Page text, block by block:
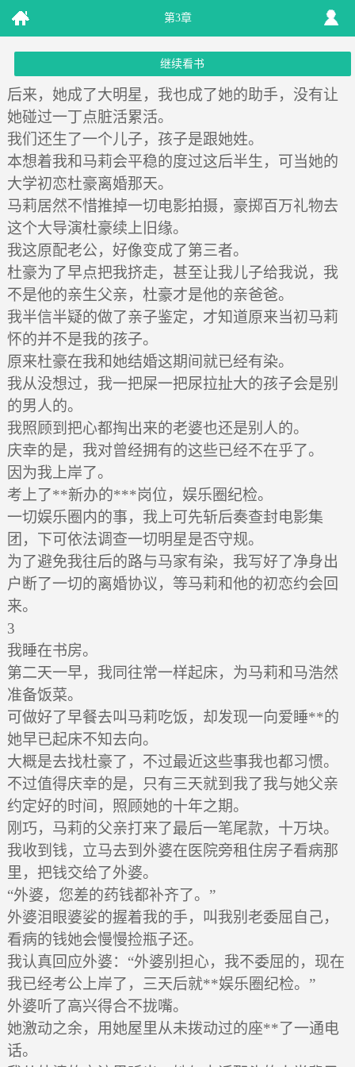
第3章
继续看书
后来，她成了大明星，我也成了她的助手，没有让
她碰过一丁点脏活累活。
我们还生了一个儿子，孩子是跟她姓。
本想着我和马莉会平稳的度过这后半生，可当她的
大学初恋杜豪离婚那天。
马莉居然不惜推掉一切电影拍摄，豪掷百万礼物去
这个大导演杜豪续上旧缘。
我这原配老公，好像变成了第三者。
杜豪为了早点把我挤走，甚至让我儿子给我说，我
不是他的亲生父亲，杜豪才是他的亲爸爸。
我半信半疑的做了亲子鉴定，才知道原来当初马莉
怀的并不是我的孩子。
原来杜豪在我和她结婚这期间就已经有染。
我从没想过，我一把屎一把尿拉扯大的孩子会是别
的男人的。
我照顾到把心都掏出来的老婆也还是别人的。
庆幸的是，我对曾经拥有的这些已经不在乎了。
因为我上岸了。
考上了**新办的***岗位，娱乐圈纪检。
一切娱乐圈内的事，我上可先斩后奏查封电影集
团，下可依法调查一切明星是否守规。
为了避免我往后的路与马家有染，我写好了净身出
户断了一切的离婚协议，等马莉和他的初恋约会回
来。
3
我睡在书房。
第二天一早，我同往常一样起床，为马莉和马浩然
准备饭菜。
可做好了早餐去叫马莉吃饭，却发现一向爱睡**的
她早已起床不知去向。
大概是去找杜豪了，不过最近这些事我也都习惯。
不过值得庆幸的是，只有三天就到我了我与她父亲
约定好的时间，照顾她的十年之期。
刚巧，马莉的父亲打来了最后一笔尾款，十万块。
我收到钱，立马去到外婆在医院旁租住房子看病那
里，把钱交给了外婆。
“外婆，您差的药钱都补齐了。”
外婆泪眼婆娑的握着我的手，叫我别老委屈自己，
看病的钱她会慢慢捡瓶子还。
我认真回应外婆：“外婆别担心，我不委屈的，现在
我已经考公上岸了，三天后就**娱乐圈纪检。”
外婆听了高兴得合不拢嘴。
她激动之余，用她屋里从未拨动过的座**了一通电
话。